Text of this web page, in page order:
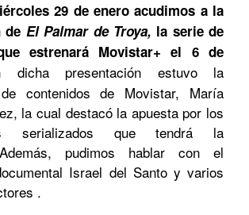
29 de enero acudimos a la
de El Palmar de Troya, la serie de
estrenará Movistar+ el 6 de
presentación estuvo la
contenidos de Movistar, María
la cual destacó la apuesta por los
serializados que tendrá la
pudimos hablar con el
Israel del Santo y varios
.